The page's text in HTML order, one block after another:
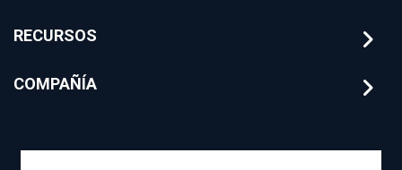
RECURSOS
COMPAÑÍA